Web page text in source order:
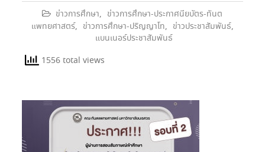
ข่าวการศึกษา, ข่าวการศึกษา-ประกาศนียบัตร-ทันต
แพทยศาสตร์, ข่าวการศึกษา-ปริญญาโท, ข่าวประชาสัมพันธ์,
แบนเนอร์ประชาสัมพันธ์
1556 total views